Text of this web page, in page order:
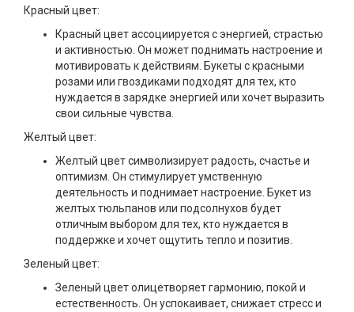
Красный цвет:
Красный цвет ассоциируется с энергией, страстью
и активностью. Он может поднимать настроение и
мотивировать к действиям. Букеты с красными
розами или гвоздиками подходят для тех, кто
нуждается в зарядке энергией или хочет выразить
свои сильные чувства.
Желтый цвет:
Желтый цвет символизирует радость, счастье и
оптимизм. Он стимулирует умственную
деятельность и поднимает настроение. Букет из
желтых тюльпанов или подсолнухов будет
отличным выбором для тех, кто нуждается в
поддержке и хочет ощутить тепло и позитив.
Зеленый цвет:
Зеленый цвет олицетворяет гармонию, покой и
естественность. Он успокаивает, снижает стресс и